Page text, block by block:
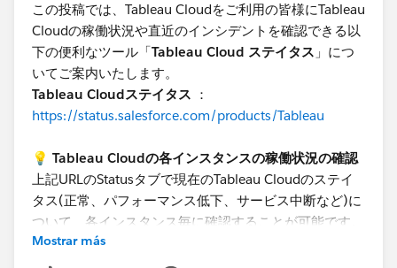
この投稿では、Tableau Cloudをご利用の皆様にTableau
Cloudの稼働状況や直近のインシデントを確認できる以
下の便利なツール「Tableau Cloud ステイタス 」につ
いてご案内いたします。
Tableau Cloudステイタス ：
https://status.salesforce.com/products/Tableau
💡 Tableau Cloudの各インスタンスの稼働状況の確認
​上記URLのStatusタブで現在のTableau Cloudのステイ
タス(正常、パフォーマンス低下、サービス中断など)に
ついて、各インスタンス毎に確認することが可能です。
お客様がご利用のそれぞれのインスタンスの状況が、一
目できるツールとなりますので、ぜひご活用ください。
Mostrar más